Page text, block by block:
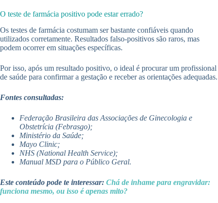
O teste de farmácia positivo pode estar errado?
Os testes de farmácia costumam ser bastante confiáveis quando
utilizados corretamente. Resultados falso-positivos são raros, mas
podem ocorrer em situações específicas.
Por isso, após um resultado positivo, o ideal é procurar um profissional
de saúde para confirmar a gestação e receber as orientações adequadas.
Fontes consultadas:
Federação Brasileira das Associações de Ginecologia e
Obstetrícia (Febrasgo);
Ministério da Saúde;
Mayo Clinic;
NHS (National Health Service);
Manual MSD para o Público Geral.
Este conteúdo pode te interessar: Chá de inhame para engravidar:
funciona mesmo, ou isso é apenas mito?